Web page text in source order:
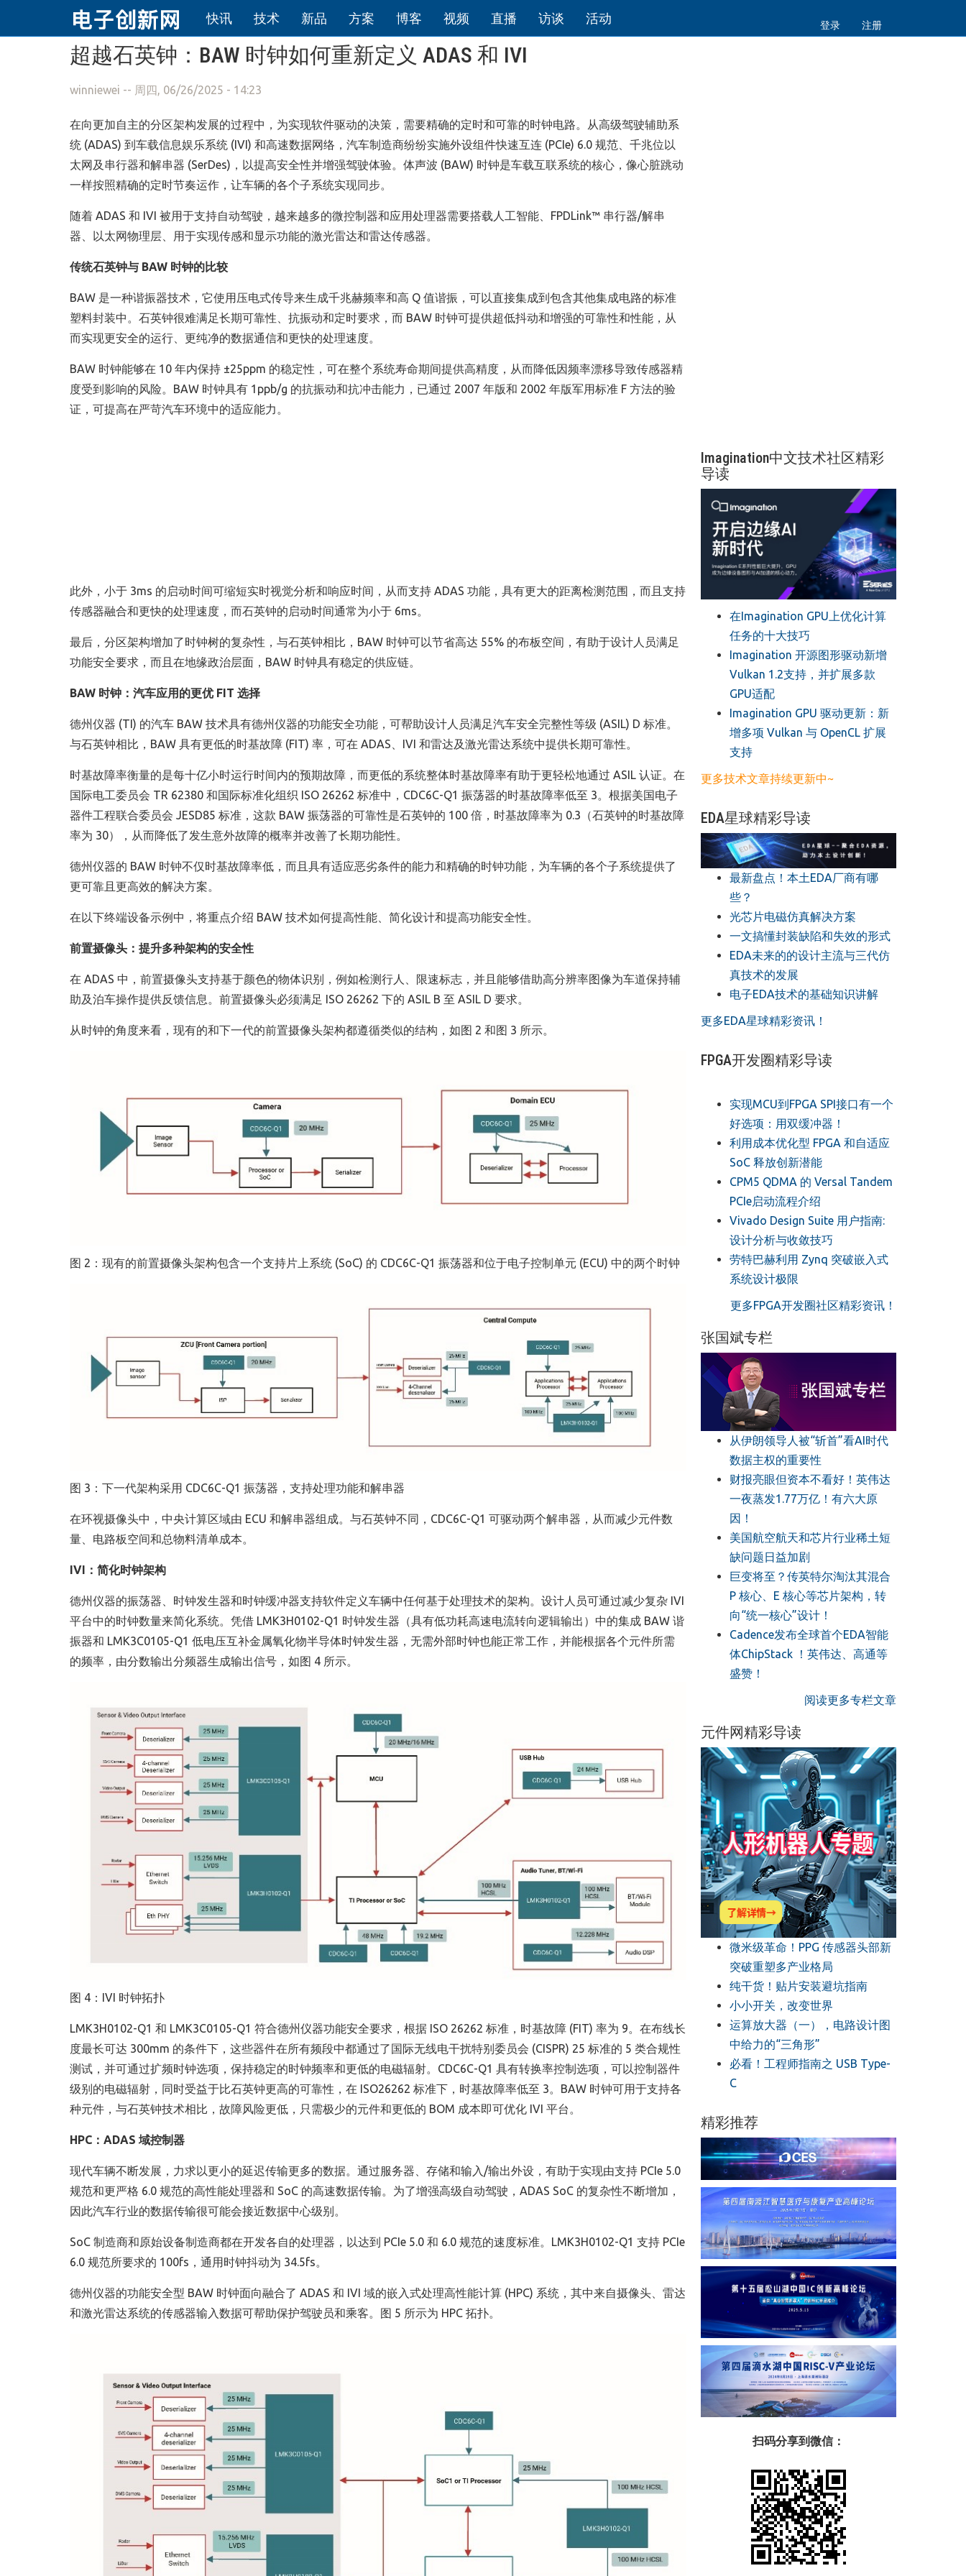
跳转到主要内容
快讯 技术 新品 方案 博客 视频 直播 访谈 活动 登录 注册
超越石英钟：BAW 时钟如何重新定义 ADAS 和 IVI
winniewei -- 周四, 06/26/2025 - 14:23
在向更加自主的分区架构发展的过程中，为实现软件驱动的决策，需要精确的定时和可靠的时钟电路。从高级驾驶辅助系
统 (ADAS) 到车载信息娱乐系统 (IVI) 和高速数据网络，汽车制造商纷纷实施外设组件快速互连 (PCIe) 6.0 规范、千兆位以
太网及串行器和解串器 (SerDes)，以提高安全性并增强驾驶体验。体声波 (BAW) 时钟是车载互联系统的核心，像心脏跳动
一样按照精确的定时节奏运作，让车辆的各个子系统实现同步。
随着 ADAS 和 IVI 被用于支持自动驾驶，越来越多的微控制器和应用处理器需要搭载人工智能、FPDLink™ 串行器/解串
器、以太网物理层、用于实现传感和显示功能的激光雷达和雷达传感器。
传统石英钟与 BAW 时钟的比较
BAW 是一种谐振器技术，它使用压电式传导来生成千兆赫频率和高 Q 值谐振，可以直接集成到包含其他集成电路的标准
塑料封装中。石英钟很难满足长期可靠性、抗振动和定时要求，而 BAW 时钟可提供超低抖动和增强的可靠性和性能，从
而实现更安全的运行、更纯净的数据通信和更快的处理速度。
BAW 时钟能够在 10 年内保持 ±25ppm 的稳定性，可在整个系统寿命期间提供高精度，从而降低因频率漂移导致传感器精
度受到影响的风险。BAW 时钟具有 1ppb/g 的抗振动和抗冲击能力，已通过 2007 年版和 2002 年版军用标准 F 方法的验
证，可提高在严苛汽车环境中的适应能力。
此外，小于 3ms 的启动时间可缩短实时视觉分析和响应时间，从而支持 ADAS 功能，具有更大的距离检测范围，而且支持
传感器融合和更快的处理速度，而石英钟的启动时间通常为小于 6ms。
最后，分区架构增加了时钟树的复杂性，与石英钟相比，BAW 时钟可以节省高达 55% 的布板空间，有助于设计人员满足
功能安全要求，而且在地缘政治层面，BAW 时钟具有稳定的供应链。
BAW 时钟：汽车应用的更优FIT 选择
德州仪器 (TI) 的汽车 BAW 技术具有德州仪器的功能安全功能，可帮助设计人员满足汽车安全完整性等级 (ASIL) D 标准。
与石英钟相比，BAW 具有更低的时基故障 (FIT) 率，可在 ADAS、IVI 和雷达及激光雷达系统中提供长期可靠性。
时基故障率衡量的是每十亿小时运行时间内的预期故障，而更低的系统整体时基故障率有助于更轻松地通过 ASIL 认证。在
国际电工委员会 TR 62380 和国际标准化组织 ISO 26262 标准中，CDC6C-Q1 振荡器的时基故障率低至 3。根据美国电子
器件工程联合委员会 JESD85 标准，这款 BAW 振荡器的可靠性是石英钟的 100 倍，时基故障率为 0.3（石英钟的时基故障
率为 30），从而降低了发生意外故障的概率并改善了长期功能性。
德州仪器的 BAW 时钟不仅时基故障率低，而且具有适应恶劣条件的能力和精确的时钟功能，为车辆的各个子系统提供了
更可靠且更高效的解决方案。
在以下终端设备示例中，将重点介绍 BAW 技术如何提高性能、简化设计和提高功能安全性。
前置摄像头：提升多种架构的安全性
在 ADAS 中，前置摄像头支持基于颜色的物体识别，例如检测行人、限速标志，并且能够借助高分辨率图像为车道保持辅
助及泊车操作提供反馈信息。前置摄像头必须满足 ISO 26262 下的 ASIL B 至 ASIL D 要求。
从时钟的角度来看，现有的和下一代的前置摄像头架构都遵循类似的结构，如图 2 和图 3 所示。
图 2：现有的前置摄像头架构包含一个支持片上系统 (SoC) 的 CDC6C-Q1 振荡器和位于电子控制单元 (ECU) 中的两个时钟
图 3：下一代架构采用 CDC6C-Q1 振荡器，支持处理功能和解串器
在环视摄像头中，中央计算区域由 ECU 和解串器组成。与石英钟不同，CDC6C-Q1 可驱动两个解串器，从而减少元件数
量、电路板空间和总物料清单成本。
IVI ：简化时钟架构
德州仪器的振荡器、时钟发生器和时钟缓冲器支持软件定义车辆中任何基于处理技术的架构。设计人员可通过减少复杂 IVI
平台中的时钟数量来简化系统。凭借 LMK3H0102-Q1 时钟发生器（具有低功耗高速电流转向逻辑输出）中的集成 BAW 谐
振器和 LMK3C0105-Q1 低电压互补金属氧化物半导体时钟发生器，无需外部时钟也能正常工作，并能根据各个元件所需
的频率，由分数输出分频器生成输出信号，如图 4 所示。
图 4：IVI 时钟拓扑
LMK3H0102-Q1 和 LMK3C0105-Q1 符合德州仪器功能安全要求，根据 ISO 26262 标准，时基故障 (FIT) 率为 9。在布线长
度最长可达 300mm 的条件下，这些器件在所有频段中都通过了国际无线电干扰特别委员会 (CISPR) 25 标准的 5 类合规性
测试，并可通过扩频时钟选项，保持稳定的时钟频率和更低的电磁辐射。CDC6C-Q1 具有转换率控制选项，可以控制器件
级别的电磁辐射，同时受益于比石英钟更高的可靠性，在 ISO26262 标准下，时基故障率低至 3。BAW 时钟可用于支持各
种元件，与石英钟技术相比，故障风险更低，只需极少的元件和更低的 BOM 成本即可优化 IVI 平台。
HPC ： ADAS 域控制器
现代车辆不断发展，力求以更小的延迟传输更多的数据。通过服务器、存储和输入/输出外设，有助于实现由支持 PCIe 5.0
规范和更严格 6.0 规范的高性能处理器和 SoC 的高速数据传输。为了增强高级自动驾驶，ADAS SoC 的复杂性不断增加，
因此汽车行业的数据传输很可能会接近数据中心级别。
SoC 制造商和原始设备制造商都在开发各自的处理器，以达到 PCIe 5.0 和 6.0 规范的速度标准。LMK3H0102-Q1 支持 PCIe
6.0 规范所要求的 100fs，通用时钟抖动为 34.5fs。
德州仪器的功能安全型 BAW 时钟面向融合了 ADAS 和 IVI 域的嵌入式处理高性能计算 (HPC) 系统，其中来自摄像头、雷达
和激光雷达系统的传感器输入数据可帮助保护驾驶员和乘客。图 5 所示为 HPC 拓扑。
Imagination中文技术社区精彩
导读
在Imagination GPU上优化计算
任务的十大技巧
​Imagination 开源图形驱动新增
Vulkan 1.2支持，并扩展多款
GPU适配
​Imagination GPU 驱动更新：新
增多项 Vulkan 与 OpenCL 扩展
支持
更多技术文章持续更新中~
EDA星球精彩导读
最新盘点！本土EDA厂商有哪
些？
光芯片电磁仿真解决方案
一文搞懂封装缺陷和失效的形式
EDA未来的的设计主流与三代仿
真技术的发展
电子EDA技术的基础知识讲解
更多EDA星球精彩资讯！
FPGA开发圈精彩导读
实现MCU到FPGA SPI接口有一个
好选项：用双缓冲器！
利用成本优化型 FPGA 和自适应
SoC 释放创新潜能
CPM5 QDMA 的 Versal Tandem
PCIe启动流程介绍
Vivado Design Suite 用户指南:
设计分析与收敛技巧
劳特巴赫利用 Zynq 突破嵌入式
系统设计极限
更多FPGA开发圈社区精彩资讯！
张国斌专栏
从伊朗领导人被“斩首”看AI时代
数据主权的重要性
财报亮眼但资本不看好！英伟达
一夜蒸发1.77万亿！有六大原
因！
美国航空航天和芯片行业稀土短
缺问题日益加剧
巨变将至？传英特尔淘汰其混合
P 核心、E 核心等芯片架构，转
向“统一核心”设计！
Cadence发布全球首个EDA智能
体ChipStack ！英伟达、高通等
盛赞！
阅读更多专栏文章
元件网精彩导读
微米级革命！PPG 传感器头部新
突破重塑多产业格局
纯干货！贴片安装避坑指南
小小开关，改变世界
运算放大器（一），电路设计图
中给力的“三角形”
必看！工程师指南之 USB Type-
C
精彩推荐
扫码分享到微信：